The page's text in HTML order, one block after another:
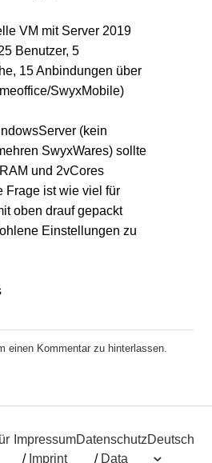
VM mit Server 2019
Benutzer, 5
15 Anbindungen über
SwyxMobile)
(kein
SwyxWares) sollte
und 2vCores
Frage ist wie viel für
oben drauf gepackt
Einstellungen zu
einen Kommentar zu hinterlassen.
Impressum
/ Imprint
Datenschutz
/ Data
Deutsch